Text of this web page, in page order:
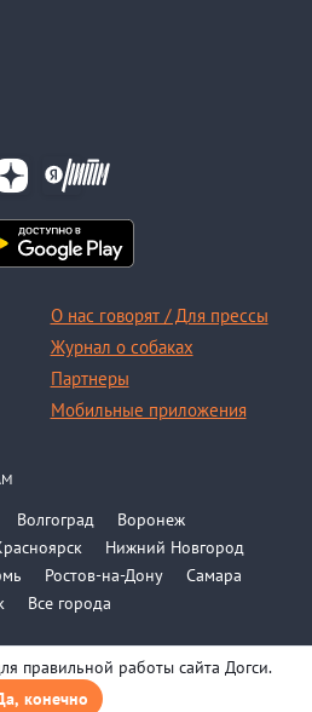
О нас говорят / Для прессы
Журнал о собаках
Партнеры
Мобильные приложения
Волгоград
Воронеж
Нижний Новгород
Ростов-на-Дону
Самара
Все города
правильной работы сайта Догси.
конечно